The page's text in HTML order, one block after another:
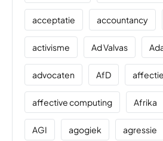
acceptatie accountancy
activisme Ad Valvas
advocaten AfD
affective computing Afrika
AGI agogiek agressie